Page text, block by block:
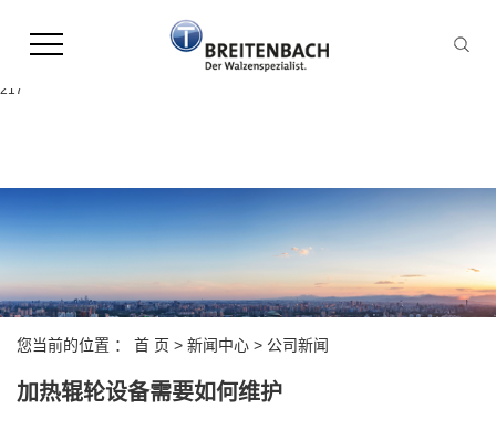
file_put_contents(/home/leonhardpl9ekoqn8hgamr2d/wwwroot/source/cache/
failed to open stream: Permission denied in
/home/leonhardpl9ekoqn8hgamr2d/wwwroot/source/model/api.class.php on line
217
您当前的位置 ： 首 页 > 新闻中心 > 公司新闻
加热辊轮设备需要如何维护